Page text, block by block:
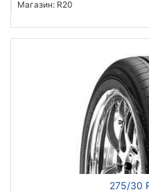
Магазин: R20
275/30